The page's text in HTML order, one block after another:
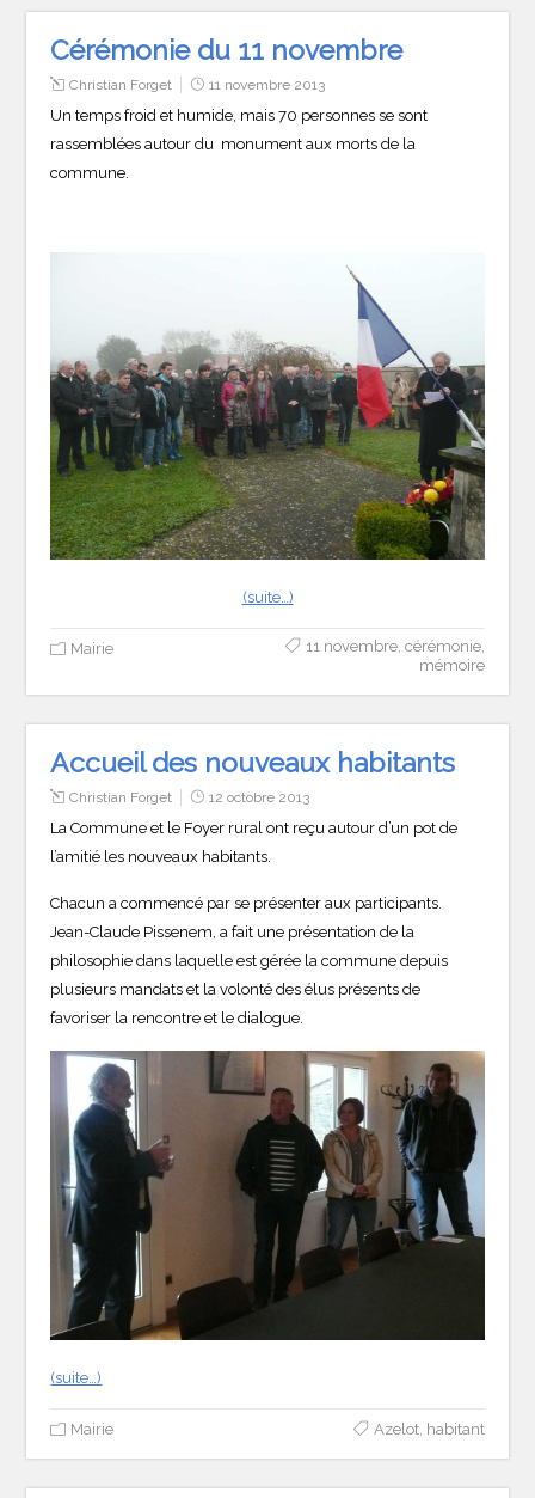
Cérémonie du 11 novembre
Christian Forget 11 novembre 2013
Un temps froid et humide, mais 70 personnes se sont
rassemblées autour du monument aux morts de la
commune.
(suite…)
Mairie 11 novembre, cérémonie,
mémoire
Accueil des nouveaux habitants
Christian Forget 12 octobre 2013
La Commune et le Foyer rural ont reçu autour d’un pot de
l’amitié les nouveaux habitants.
Chacun a commencé par se présenter aux participants.
Jean-Claude Pissenem, a fait une présentation de la
philosophie dans laquelle est gérée la commune depuis
plusieurs mandats et la volonté des élus présents de
favoriser la rencontre et le dialogue.
(suite…)
Mairie Azelot, habitant